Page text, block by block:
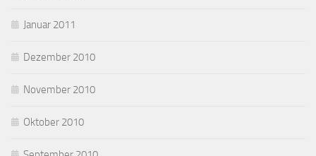
Januar 2011
Dezember 2010
November 2010
Oktober 2010